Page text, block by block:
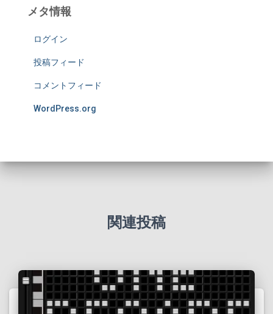
メタ情報
ログイン
投稿フィード
コメントフィード
WordPress.org
関連投稿